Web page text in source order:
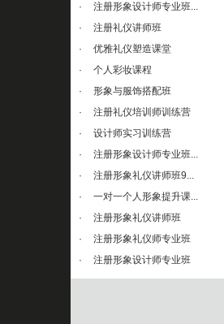
·
注册形象设计师专业班...
·
注册礼仪讲师班
·
优雅礼仪塑造课堂
·
个人彩妆课程
·
形象与服饰搭配班
·
注册礼仪培训师训练营
·
设计师实习训练营
·
注册形象设计师专业班...
·
注册形象礼仪讲师班9...
·
一对一个人形象提升课...
·
注册形象礼仪讲师班
·
注册形象礼仪师专业班
·
注册形象设计师专业班